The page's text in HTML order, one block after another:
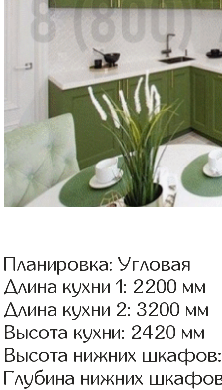
Планировка: Угловая
Длина кухни 1: 2200 мм
Длина кухни 2: 3200 мм
Высота кухни: 2420 мм
Высота нижних
Глубина нижних